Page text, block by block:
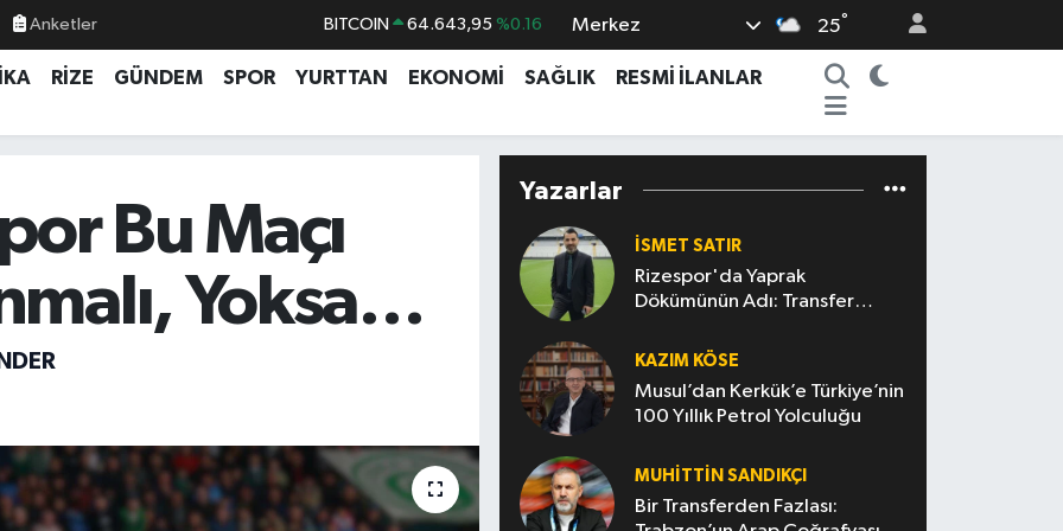
Anketler BITCOIN 64.643,95 %0.16
%0.12
%70
Merkez 25°
RİZE GÜNDEM SPOR YURTTAN EKONOMİ SAĞLIK
RESMİ İLANLAR
Bu Maçı
Yoksa…
Yazarlar
İSMET SATIR
Rizespor'da Yaprak
Dökümünün Adı: Transfer
KAZIM KÖSE
Musul’dan Kerkük’e Türkiye’nin
100 Yıllık Petrol Yolculuğu
MUHITTIN SANDIKÇI
Bir Transferden Fazlası: